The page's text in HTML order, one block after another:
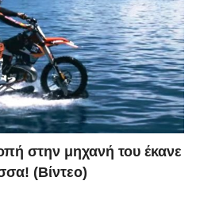
στην μηχανή του έκανε
(Βίντεο)